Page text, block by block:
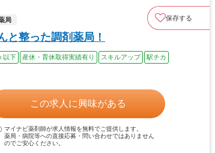
局 保存する
と整った調剤薬局！
以下 産休・育休取得実績有り スキルアップ
駅チカ
この求人に興味がある
マイナビ薬剤師が求人情報を無料でご提供します。
薬局・病院等への直接応募・問い合わせではありません
のでご安心ください。